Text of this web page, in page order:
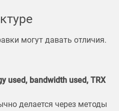
могут давать отличия.
used, bandwidth used, TRX
делается через методы